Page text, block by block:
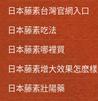
日本藤素台灣官網入口
日本藤素吃法
日本藤素哪裡買
日本藤素增大效果怎麽樣
日本藤素壯陽藥